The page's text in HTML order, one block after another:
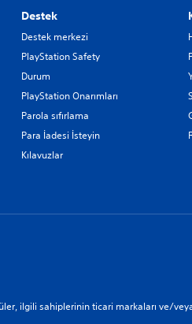
Destek
Destek merkezi
PlayStation Safety
Durum
PlayStation Onarımları
Parola sıfırlama
Para İadesi İsteyin
Kılavuzlar
ilgili sahiplerinin ticari markaları ve/